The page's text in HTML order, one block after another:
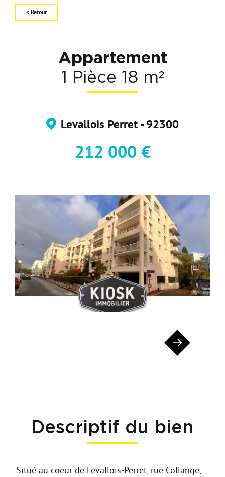
< Retour
Appartement
1 Pièce 18 m²
Levallois Perret - 92300
212 000 €
Descriptif du bien
Situé au coeur de Levallois-Perret, rue Collange,